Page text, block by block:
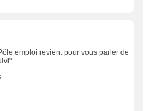
emploi revient pour vous parler de